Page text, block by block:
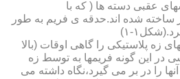
عقبی دسته ها ( که با
ساخته شده اند.حدقه ی فریم به طور
۱)
زه پلاستیکی را گاهی اوقات (بالا
در این گونه فریمها به توسط زه
را در بر می گیرد،نگاه داشته می